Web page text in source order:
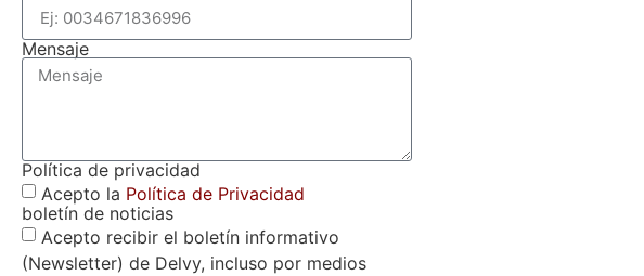
Mensaje
Política de privacidad
Acepto la Política de Privacidad
boletín de noticias
Acepto recibir el boletín informativo
(Newsletter) de Delvy, incluso por medios